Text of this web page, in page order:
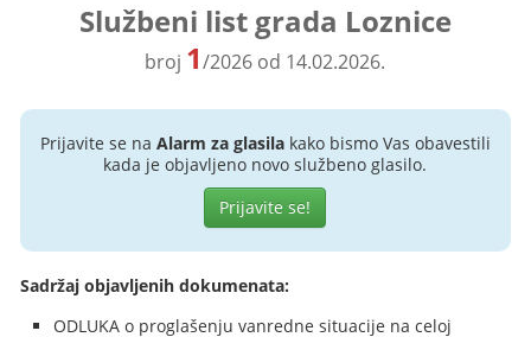
Službeni list grada Loznice
broj 1/2026 od 14.02.2026.
Prijavite se na Alarm za glasilakako bismo Vas obavestili
kada je objavljeno novo službeno glasilo.
Prijavite se!
Sadržaj objavljenih dokumenata:
ODLUKA o proglašenju vanredne situacije na celoj